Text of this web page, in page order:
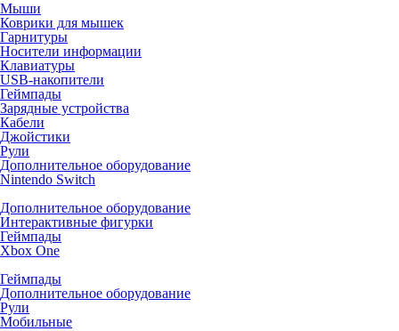
Мыши
Коврики для мышек
Гарнитуры
Носители информации
Клавиатуры
USB-накопители
Геймпады
Зарядные устройства
Кабели
Джойстики
Рули
Дополнительное оборудование
Nintendo Switch
Дополнительное оборудование
Интерактивные фигурки
Геймпады
Xbox One
Геймпады
Дополнительное оборудование
Рули
Мобильные